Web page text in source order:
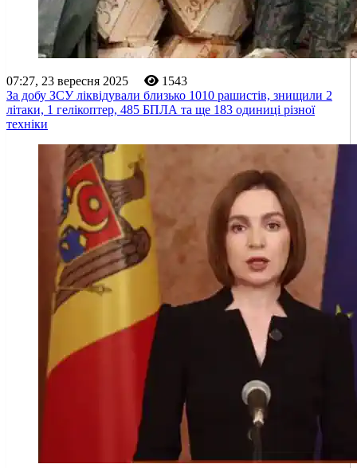
07:27, 23 вересня 2025
1543
За добу ЗСУ ліквідували близько 1010 рашистів, знищили 2
літаки, 1 гелікоптер, 485 БПЛА та ще 183 одиниці різної
техніки